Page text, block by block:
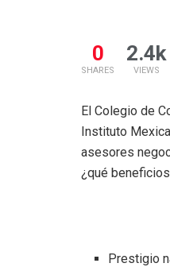
0
SHARES
2.4k
VIEWS
El Colegio de
Instituto
asesores
¿qué
Prestigio